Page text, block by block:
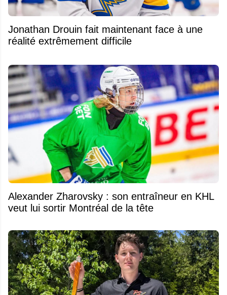
Jonathan Drouin fait maintenant face à une
réalité extrêmement difficile
Alexander Zharovsky : son entraîneur en KHL
veut lui sortir Montréal de la tête